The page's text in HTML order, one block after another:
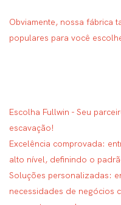
Obviamente, nossa fábrica
populares para você
Escolha Fullwin - Seu
escavação!
Excelência comprovada:
alto nível, definindo o
Soluções personalizadas:
necessidades de negócios